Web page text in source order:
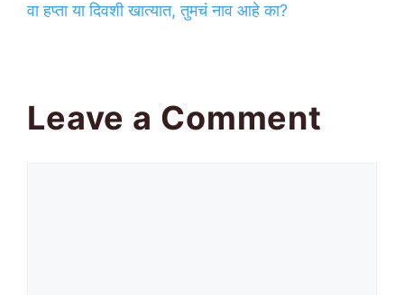
वा हप्ता या दिवशी खात्यात, तुमचं नाव आहे का?
Leave a Comment